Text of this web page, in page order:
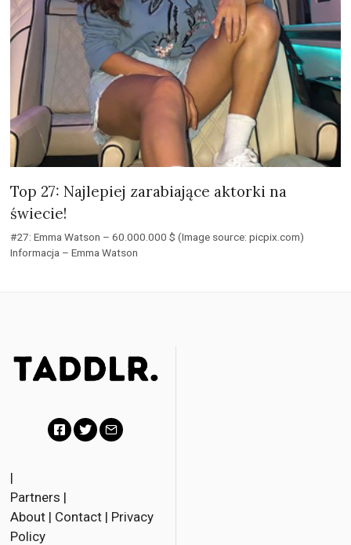
Top 27: Najlepiej zarabiające aktorki na
świecie!
#27: Emma Watson – 60.000.000 $ (Image source: picpix.com)
Informacja – Emma Watson
|
Partners |
About | Contact | Privacy
Policy